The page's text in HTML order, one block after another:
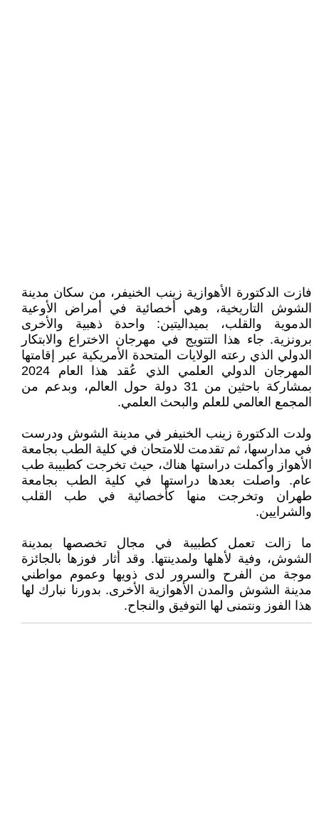
فازت الدكتورة الأهوازية زينب الخنيفر، من سكان مدينة
الشوش التاريخية، وهي أخصائية في أمراض الأوعية
الدموية والقلب، بميداليتين: واحدة ذهبية والأخرى
برونزية. جاء هذا التتويج في مهرجان الاختراع والابتكار
الدولي الذي رعته الولايات المتحدة الأمريكية عبر إقامتها
المهرجان الدولي العلمي الذي عُقد هذا العام 2024
بمشاركة باحثين من 31 دولة حول العالم، وبدعم من
المجمع العالمي للعلم والبحث العلمي.
ولدت الدكتورة زينب الخنيفر في مدينة الشوش ودرست
في مدارسها، ثم تقدمت للامتحان في كلية الطب بجامعة
الأهواز وأكملت دراستها هناك، حيث تخرجت كطبيبة طب
عام. واصلت بعدها دراستها في كلية الطب بجامعة
طهران وتخرجت منها كأخصائية في طب القلب
والشرايين.
ما زالت تعمل كطبيبة في مجال تخصصها بمدينة
الشوش، وفية لأهلها ولمدينتها. وقد أثار فوزها بالجائزة
موجة من الفرح والسرور لدى ذويها وعموم مواطني
مدينة الشوش والمدن الأهوازية الأخرى. بدورنا نبارك لها
هذا الفوز ونتمنى لها التوفيق والنجاح.